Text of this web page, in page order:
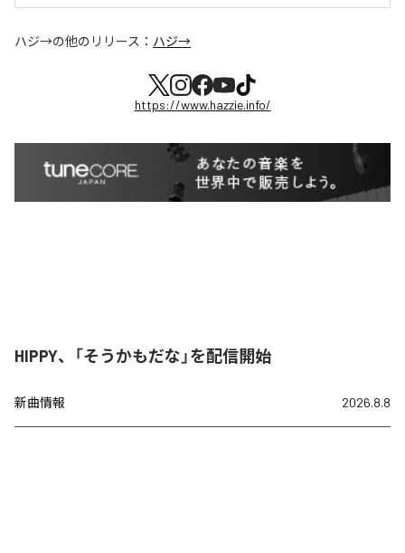
ハジ→の他のリリース： ハジ→
https://www.hazzie.info/
HIPPY、「そうかもだな」を配信開始
新曲情報 2026.8.8